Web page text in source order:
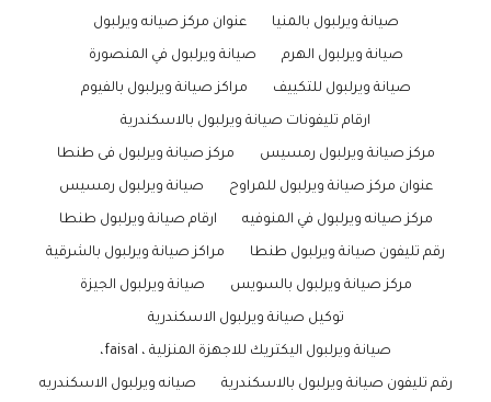
صيانة ويرلبول بالمنيا عنوان مركز صيانه ويرلبول
صيانة ويرلبول الهرم صيانة ويرلبول في المنصورة
صيانة ويرلبول للتكييف مراكز صيانة ويرلبول بالفيوم
ارقام تليفونات صيانة ويرلبول بالاسكندرية
مركز صيانة ويرلبول رمسيس مركز صيانة ويرلبول فى طنطا
عنوان مركز صيانة ويرلبول للمراوح صيانة ويرلبول رمسيس
مركز صيانه ويرلبول في المنوفيه ارقام صيانة ويرلبول طنطا
رقم تليفون صيانة ويرلبول طنطا مراكز صيانة ويرلبول بالشرقية
مركز صيانة ويرلبول بالسويس صيانة ويرلبول الجيزة
توكيل صيانة ويرلبول الاسكندرية
صيانة ويرلبول اليكتريك للاجهزة المنزلية ، faisal،
رقم تليفون صيانة ويرلبول بالاسكندرية صيانه ويرلبول الاسكندريه